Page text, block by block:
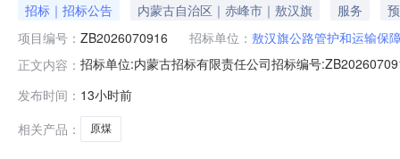
招标｜招标公告 内蒙古自治区｜赤峰市｜敖汉旗 服务
项目编号： ZB2026070916 招标单位： 敖汉旗公路管护和运输保
正文内容： 招标单位:内蒙古招标有限责任公司招标编号
参加。一、项目概述1、名称与编号项目名称：敖汉旗
发布时间： 13小时前
相关产品：
原煤